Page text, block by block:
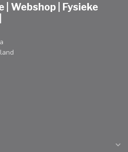
| Webshop | Fysieke